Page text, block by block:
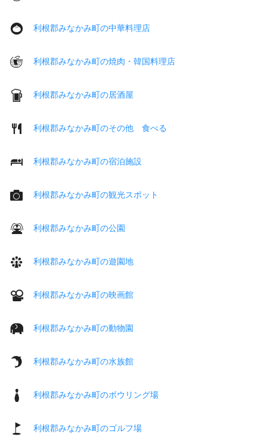
利根郡みなかみ町の中華料理店
利根郡みなかみ町の焼肉・韓国料理店
利根郡みなかみ町の居酒屋
利根郡みなかみ町のその他 食べる
利根郡みなかみ町の宿泊施設
利根郡みなかみ町の観光スポット
利根郡みなかみ町の公園
利根郡みなかみ町の遊園地
利根郡みなかみ町の映画館
利根郡みなかみ町の動物園
利根郡みなかみ町の水族館
利根郡みなかみ町のボウリング場
利根郡みなかみ町のゴルフ場